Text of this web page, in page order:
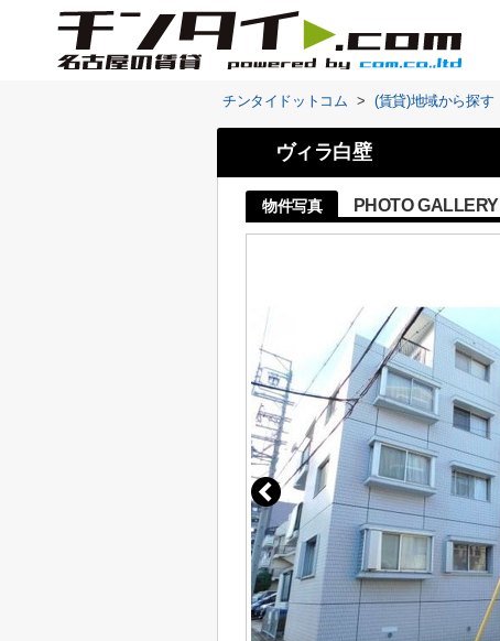
チンタイドットコム > (賃貸)地域から探す
ヴィラ白壁
物件写真 PHOTO GALLERY